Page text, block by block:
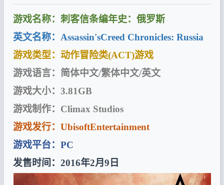
游戏名称：刺客信条编年史：俄罗斯
英文名称：Assassin'sCreed Chronicles: Russia
游戏类型：动作冒险类(ACT)游戏
游戏语言：简体中文/繁体中文/英文
游戏大小：3.81GB
游戏制作：Climax Studios
游戏发行：UbisoftEntertainment
游戏平台：PC
发售时间：2016年2月9日